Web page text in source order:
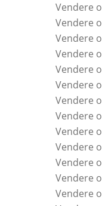
Vendere
Vendere
Vendere
Vendere
Vendere